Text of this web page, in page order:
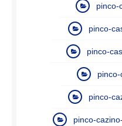
pinco-
pinco-
pinco-
pinco-
pinco-